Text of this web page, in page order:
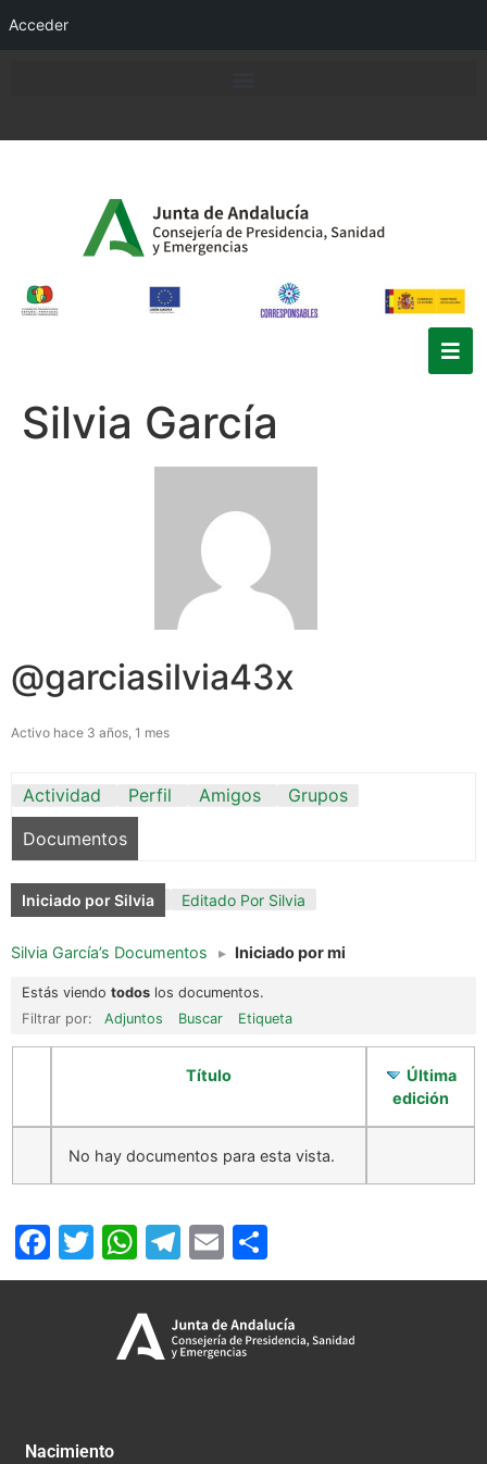
Acceder
Silvia García
@garciasilvia43x
Activo hace 3 años, 1 mes
Actividad Perfil Amigos
Grupos
Documentos
Iniciado por Silvia Editado Por Silvia
Silvia García’s Documentos ▸ Iniciado por mi
Estás viendo todos los documentos.
Filtrar por:
Adjuntos Buscar Etiqueta
Título
Última
edición
No hay documentos para esta vista.
Facebook
Twitter
WhatsApp
Telegram
Email
Nacimiento